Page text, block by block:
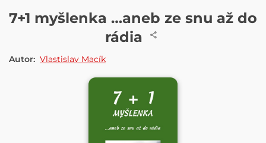
E-KNIHA
7+1 myšlenka …aneb ze snu až do
rádia
Autor: Vlastislav Macík